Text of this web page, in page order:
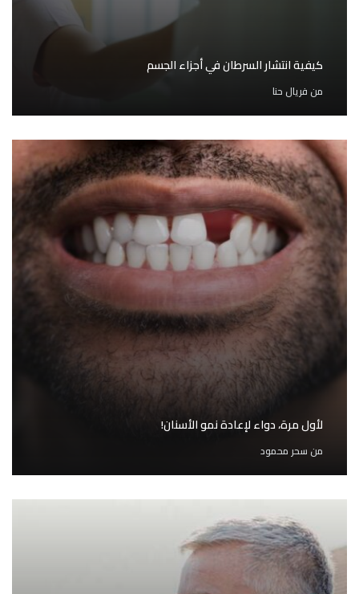
كيفية انتشار السرطان في أجزاء الجسم
من فريال حنا
لأول مرة، دواء لإعادة نمو الأسنان!
من سحر محمود